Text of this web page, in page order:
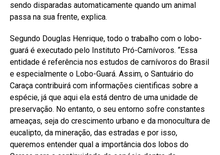
sendo disparadas automaticamente quando um animal
passa na sua frente, explica.
Segundo Douglas Henrique, todo o trabalho com o lobo-
guará é executado pelo Instituto Pró-Carnívoros. “Essa
entidade é referência nos estudos de carnívoros do Brasil
e especialmente o Lobo-Guará. Assim, o Santuário do
Caraça contribuirá com informações cientificas sobre a
espécie, já que aqui ela está dentro de uma unidade de
preservação. No entanto, o seu entorno sofre constantes
ameaças, seja do crescimento urbano e da monocultura de
eucalipto, da mineração, das estradas e por isso,
queremos entender qual a importância dos lobos do